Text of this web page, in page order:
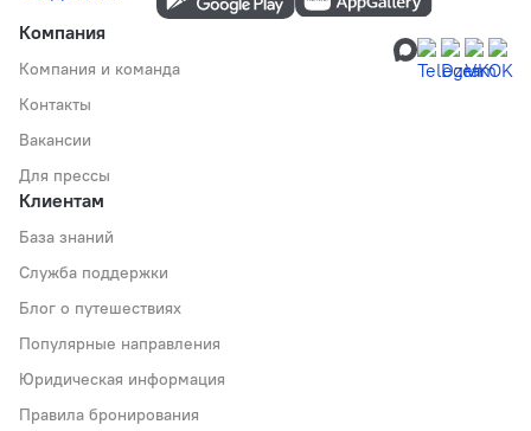
Компания
Компания и команда
Контакты
Вакансии
Для прессы
Клиентам
База знаний
Служба поддержки
Блог о путешествиях
Популярные направления
Юридическая информация
Правила бронирования